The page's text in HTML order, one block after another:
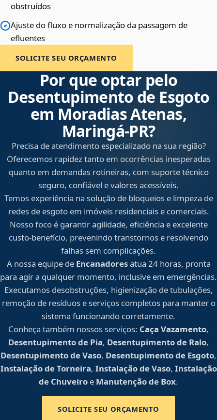
obstruídos
Ajuste do fluxo e normalização da passagem de
efluentes
SOLICITE SEU ORÇAMENTO
Por que optar pelo
Desentupimento de Esgoto
em Moradias Atenas,
Maringá‑PR?
Precisa de atendimento especializado na sua região?
Oferecemos rapidez tanto em ocorrências inesperadas
quanto em demandas rotineiras, com suporte técnico
seguro, confiável e valores acessíveis.
Temos experiência na solução de bloqueios e limpeza de
redes de esgoto em imóveis residenciais e comerciais.
Nosso foco é garantir agilidade, eficiência e excelente
custo-benefício, prevenindo transtornos e resolvendo
falhas sem complicações.
A nossa equipe de Encanadoresatua 24 horas, pronta
para agir a qualquer momento, inclusive em emergências.
Executamos desobstruções, higienização de tubulações,
remoção de resíduos e serviços completos para manter o
sistema funcionando corretamente.
Conheça também nossos serviços: Caça Vazamento,
Desentupimento de Pia, Desentupimento de Ralo,
Desentupimento de Vaso, Desentupimento de Esgoto,
Instalação de Torneira, Instalação de Vaso, Instalação
de Chuveiro e Manutenção de Box.
SOLICITE SEU ORÇAMENTO